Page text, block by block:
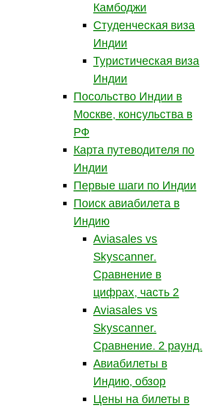
Камбоджи
Студенческая виза
Индии
Туристическая виза
Индии
Посольство Индии в
Москве, консульства в
РФ
Карта путеводителя по
Индии
Первые шаги по Индии
Поиск авиабилета в
Индию
Aviasales vs
Skyscanner.
Сравнение в
цифрах, часть 2
Aviasales vs
Skyscanner.
Сравнение. 2 раунд.
Авиабилеты в
Индию, обзор
Цены на билеты в